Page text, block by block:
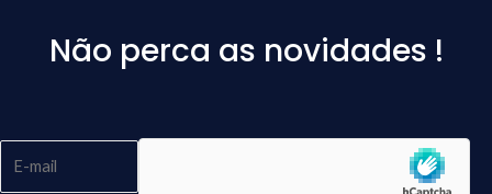
Não perca as novidades !